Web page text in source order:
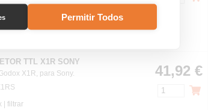
Permitir Todos
TTL X1R SONY
X1R, para Sony.
| filtrar
41,92 €